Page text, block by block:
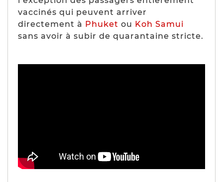
vaccinés qui peuvent arriver
directement à Phuket ou Koh Samui
sans avoir à subir de quarantaine stricte.